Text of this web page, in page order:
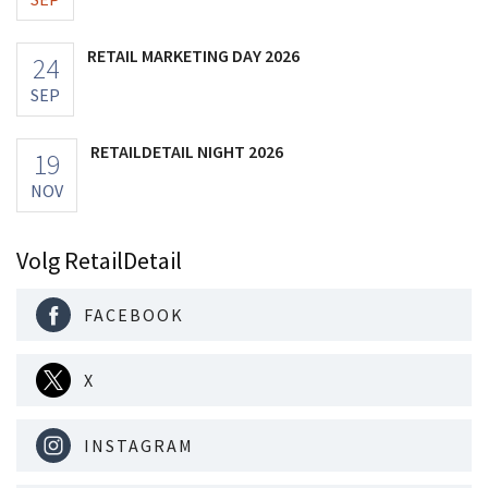
24
SEP
RETAIL MARKETING DAY 2026
19
NOV
RETAILDETAIL NIGHT 2026
Volg RetailDetail
FACEBOOK
X
INSTAGRAM